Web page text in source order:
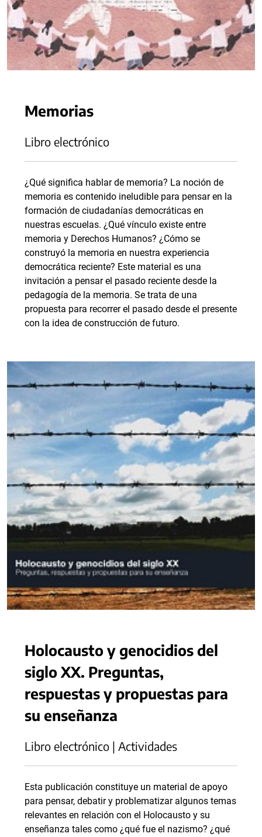
Memorias
Libro electrónico
¿Qué significa hablar de memoria? La noción de
memoria es contenido ineludible para pensar en la
formación de ciudadanías democráticas en
nuestras escuelas. ¿Qué vínculo existe entre
memoria y Derechos Humanos? ¿Cómo se
construyó la memoria en nuestra experiencia
democrática reciente? Este material es una
invitación a pensar el pasado reciente desde la
pedagogía de la memoria. Se trata de una
propuesta para recorrer el pasado desde el presente
con la idea de construcción de futuro.
Holocausto y genocidios del
siglo XX. Preguntas,
respuestas y propuestas para
su enseñanza
Libro electrónico | Actividades
Esta publicación constituye un material de apoyo
para pensar, debatir y problematizar algunos temas
relevantes en relación con el Holocausto y su
enseñanza tales como ¿qué fue el nazismo? ¿qué